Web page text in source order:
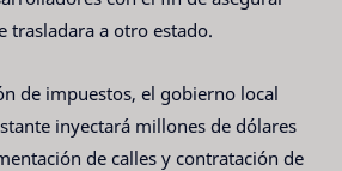
trasladara a otro estado.
de impuestos, el gobierno local
inyectará millones de dólares
de calles y contratación de